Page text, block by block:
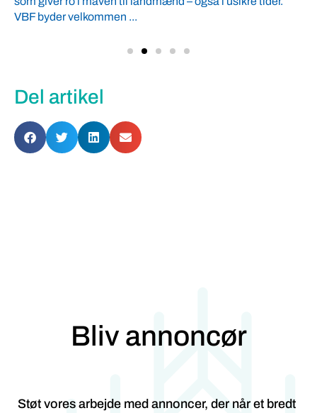
VBF byder velkommen ...
Del artikel
Bliv annoncør
Støt vores arbejde med annoncer, der når et bredt